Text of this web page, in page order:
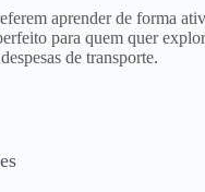
aprender de forma
para quem quer
de transporte.